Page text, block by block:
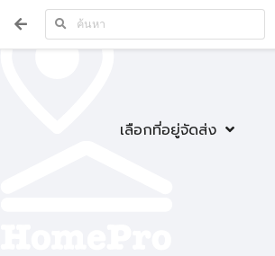
เลือกที่อยู่จัดส่ง